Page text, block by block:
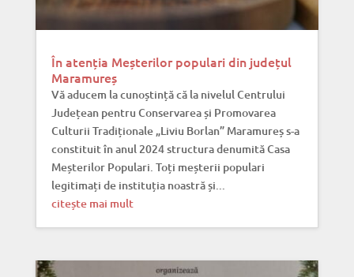
În atenția Meșterilor populari din județul
Maramureș
Vă aducem la cunoștință că la nivelul Centrului
Județean pentru Conservarea și Promovarea
Culturii Tradiționale „Liviu Borlan” Maramureș s-a
constituit în anul 2024 structura denumită Casa
Meșterilor Populari. Toți meșterii populari
legitimați de instituția noastră și...
citește mai mult